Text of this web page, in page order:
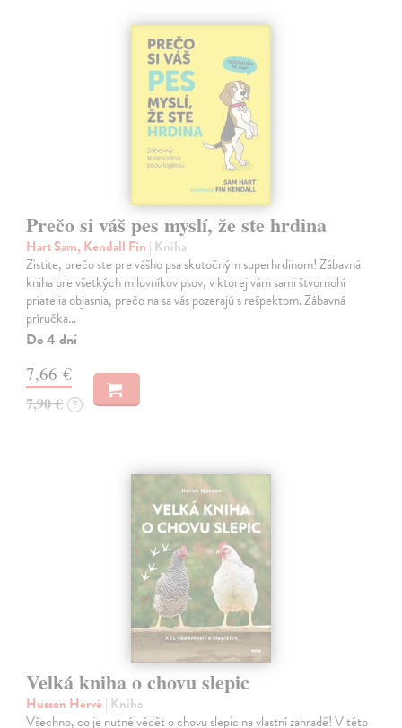
Prečo si váš pes myslí, že ste hrdina
Hart Sam, Kendall Fin | Kniha
Zistite, prečo ste pre vášho psa skutočným superhrdinom! Zábavná
kniha pre všetkých milovníkov psov, v ktorej vám sami štvornohí
priatelia objasnia, prečo na sa vás pozerajú s rešpektom. Zábavná
príručka…
Do 4 dní
7,66 €
7,90 € ?
Velká kniha o chovu slepic
Husson Hervé | Kniha
Všechno, co je nutné vědět o chovu slepic na vlastní zahradě! V této